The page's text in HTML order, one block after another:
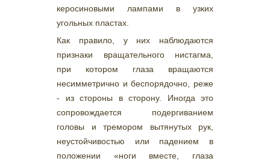
керосиновыми лампами в узких
угольных пластах.
Как правило, у них наблюдаются
признаки вращательного нистагма,
при котором глаза вращаются
несимметрично и беспорядочно, реже
- из стороны в сторону. Иногда это
сопровождается подергиванием
головы и тремором вытянутых рук,
неустойчивостью или падением в
положении «ноги вместе, глаза